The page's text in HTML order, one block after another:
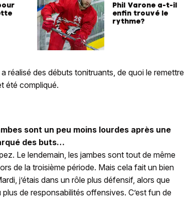
Phil Varone a-t-il
enfin trouvé le
rythme?
réalisé des débuts tonitruants, de quoi le remettre
été compliqué.
sont un peu moins lourdes après une
des buts…
Le lendemain, les jambes sont tout de même
de la troisième période. Mais cela fait un bien
j’étais dans un rôle plus défensif, alors que
de responsabilités offensives. C’est fun de